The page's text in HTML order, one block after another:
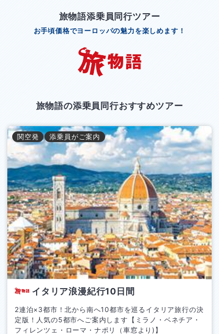
旅物語添乗員同行ツアー
お手頃価格でヨーロッパの魅力を楽しめます！
旅物語の添乗員同行おすすめツアー
イタリア浪漫紀行10日間
2連泊×3都市！北から南へ10都市を巡るイタリア旅行の決
定版！人気の5都市へご案内します【ミラノ・ベネチア・
フィレンツェ・ローマ・ナポリ（車窓より)】
関空発 添乗員がご案内